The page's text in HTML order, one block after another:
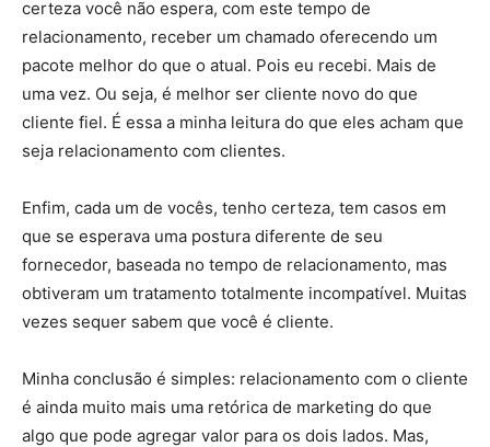
certeza você não espera, com este tempo de
relacionamento, receber um chamado oferecendo um
pacote melhor do que o atual. Pois eu recebi. Mais de
uma vez. Ou seja, é melhor ser cliente novo do que
cliente fiel. É essa a minha leitura do que eles acham que
seja relacionamento com clientes.
Enfim, cada um de vocês, tenho certeza, tem casos em
que se esperava uma postura diferente de seu
fornecedor, baseada no tempo de relacionamento, mas
obtiveram um tratamento totalmente incompatível. Muitas
vezes sequer sabem que você é cliente.
Minha conclusão é simples: relacionamento com o cliente
é ainda muito mais uma retórica de marketing do que
algo que pode agregar valor para os dois lados. Mas,